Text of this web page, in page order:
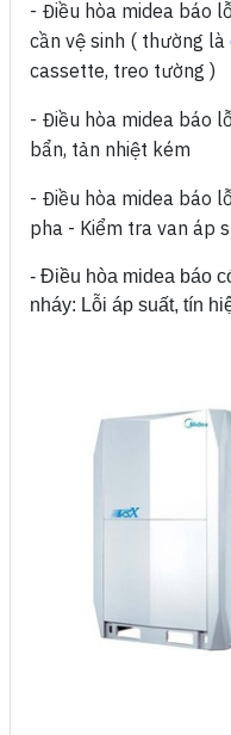
- Điều hòa midea báo
cần vệ sinh ( thường là
cassette, treo tường )
- Điều hòa midea báo
bẩn, tản nhiệt kém
- Điều hòa midea báo
pha - Kiểm tra van áp
- Điều hòa midea báo
nháy: Lỗi áp suất, tín